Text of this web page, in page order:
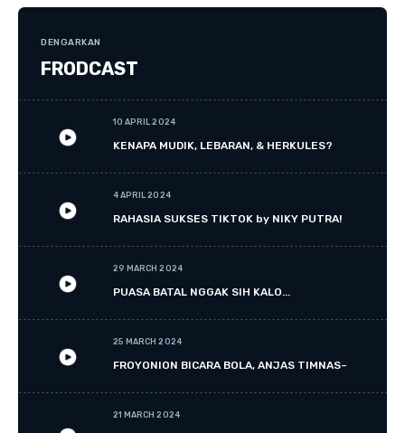
DENGARKAN
FRODCAST
10 APRIL 2024
KENAPA MUDIK, LEBARAN, & HERKULES?
4 APRIL 2024
RAHASIA SUKSES TIKTOK by NIKY PUTRA!
29 MARCH 2024
PUASA BATAL NGGAK SIH KALO...
25 MARCH 2024
FROYONION BICARA BOLA, ANJAS TIMNAS~
21 MARCH 2024